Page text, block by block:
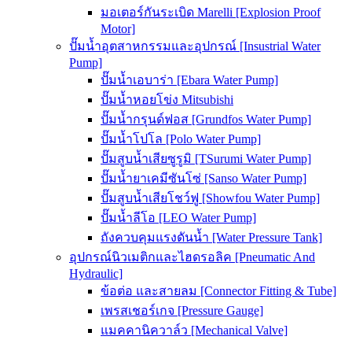
มอเตอร์กันระเบิด Marelli [Explosion Proof
Motor]
ปั๊มน้ำอุตสาหกรรมและอุปกรณ์ [Insustrial Water
Pump]
ปั๊มน้ำเอบาร่า [Ebara Water Pump]
ปั๊มน้ำหอยโข่ง Mitsubishi
ปั๊มน้ำกรุนด์ฟอส [Grundfos Water Pump]
ปั๊มน้ำโปโล [Polo Water Pump]
ปั๊มสูบน้ำเสียซูรูมิ [TSurumi Water Pump]
ปั๊มน้ำยาเคมีซันโซ่ [Sanso Water Pump]
ปั๊มสูบน้ำเสียโชว์ฟู [Showfou Water Pump]
ปั๊มน้ำลีโอ [LEO Water Pump]
ถังควบคุมแรงดันน้ำ [Water Pressure Tank]
อุปกรณ์นิวเมติกและไฮดรอลิค [Pneumatic And
Hydraulic]
ข้อต่อ และสายลม [Connector Fitting & Tube]
เพรสเชอร์เกจ [Pressure Gauge]
แมคคานิควาล์ว [Mechanical Valve]